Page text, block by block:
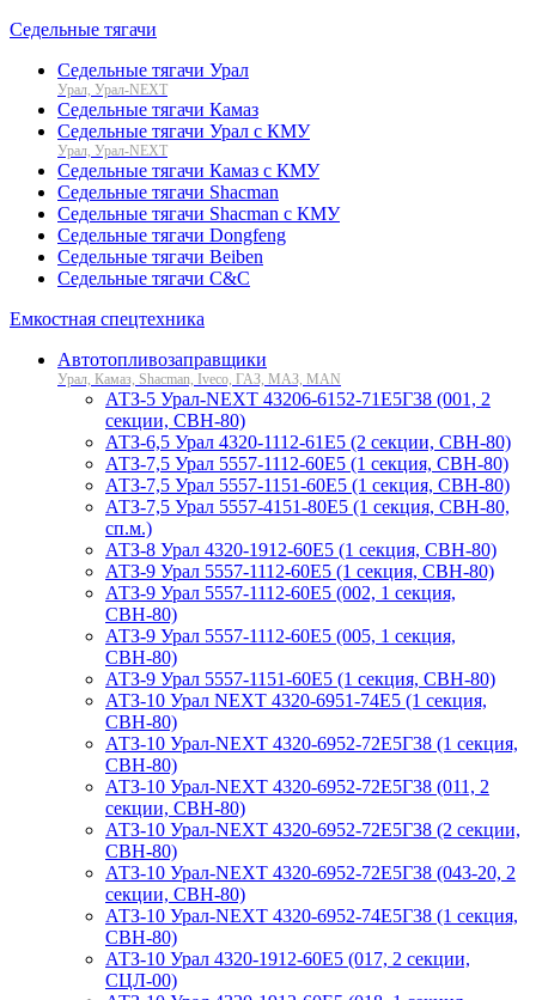
Седельные тягачи
Седельные тягачи Урал
Урал, Урал-NEXT
Седельные тягачи Камаз
Седельные тягачи Урал с КМУ
Урал, Урал-NEXT
Седельные тягачи Камаз с КМУ
Седельные тягачи Shacman
Седельные тягачи Shacman с КМУ
Седельные тягачи Dongfeng
Седельные тягачи Beiben
Седельные тягачи C&C
Емкостная спецтехника
Автотопливозаправщики
Урал, Камаз, Shacman, Iveco, ГАЗ, МАЗ, MAN
АТЗ-5 Урал-NEXT 43206-6152-71Е5Г38 (001, 2
секции, СВН-80)
АТЗ-6,5 Урал 4320-1112-61Е5 (2 секции, СВН-80)
АТЗ-7,5 Урал 5557-1112-60Е5 (1 секция, СВН-80)
АТЗ-7,5 Урал 5557-1151-60Е5 (1 секция, СВН-80)
АТЗ-7,5 Урал 5557-4151-80Е5 (1 секция, СВН-80,
сп.м.)
АТЗ-8 Урал 4320-1912-60Е5 (1 секция, СВН-80)
АТЗ-9 Урал 5557-1112-60Е5 (1 секция, СВН-80)
АТЗ-9 Урал 5557-1112-60Е5 (002, 1 секция,
СВН-80)
АТЗ-9 Урал 5557-1112-60Е5 (005, 1 секция,
СВН-80)
АТЗ-9 Урал 5557-1151-60Е5 (1 секция, СВН-80)
АТЗ-10 Урал NEXT 4320-6951-74Е5 (1 секция,
СВН-80)
АТЗ-10 Урал-NEXT 4320-6952-72Е5Г38 (1 секция,
СВН-80)
АТЗ-10 Урал-NEXT 4320-6952-72Е5Г38 (011, 2
секции, СВН-80)
АТЗ-10 Урал-NEXT 4320-6952-72Е5Г38 (2 секции,
СВН-80)
АТЗ-10 Урал-NEXT 4320-6952-72Е5Г38 (043-20, 2
секции, СВН-80)
АТЗ-10 Урал-NEXT 4320-6952-74Е5Г38 (1 секция,
СВН-80)
АТЗ-10 Урал 4320-1912-60Е5 (017, 2 секции,
СЦЛ-00)